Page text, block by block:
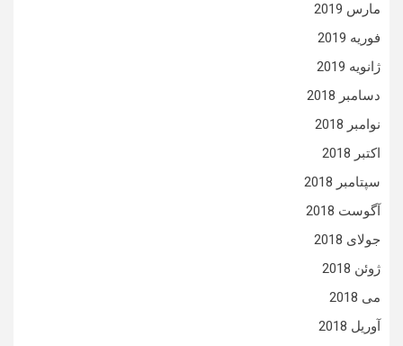
مارس 2019
فوریه 2019
ژانویه 2019
دسامبر 2018
نوامبر 2018
اکتبر 2018
سپتامبر 2018
آگوست 2018
جولای 2018
ژوئن 2018
می 2018
آوریل 2018